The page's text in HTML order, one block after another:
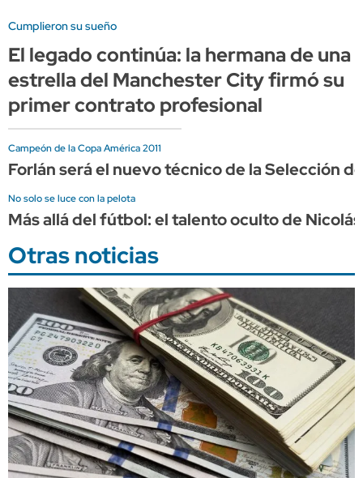
Cumplieron su sueño
El legado continúa: la hermana de una
estrella del Manchester City firmó su
primer contrato profesional
Campeón de la Copa América 2011
Forlán será el nuevo técnico de la Selección
No solo se luce con la pelota
Más allá del fútbol: el talento oculto de
Otras noticias